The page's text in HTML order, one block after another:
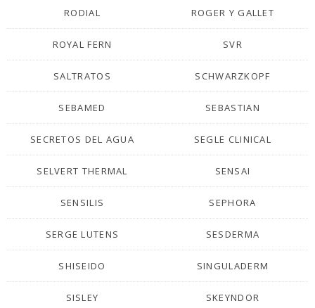
RODIAL ROGER Y GALLET
ROYAL FERN SVR
SALTRATOS SCHWARZKOPF
SEBAMED SEBASTIAN
SECRETOS DEL AGUA SEGLE CLINICAL
SELVERT THERMAL SENSAI
SENSILIS SEPHORA
SERGE LUTENS SESDERMA
SHISEIDO SINGULADERM
SISLEY SKEYNDOR